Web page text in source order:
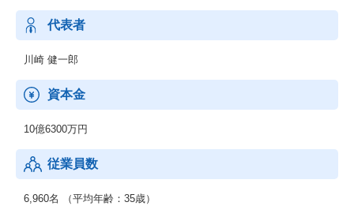
っており、クライアントのニーズに合わせたサービス提供に高い
評価をいただいています。
※分野別エンジニア数・・・IT＝49%、メカトロニクス＝20%、
代表者
川崎 健一郎
資本金
10億6300万円
従業員数
6,960名 （平均年齢：35歳）